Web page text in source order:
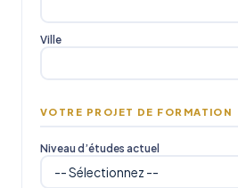
Ville
VOTRE PROJET DE FORMATION
Niveau d’études actuel